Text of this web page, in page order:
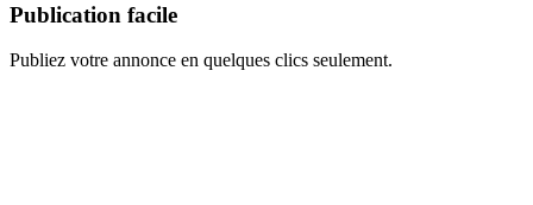
Publication facile
Publiez votre annonce en quelques clics seulement.